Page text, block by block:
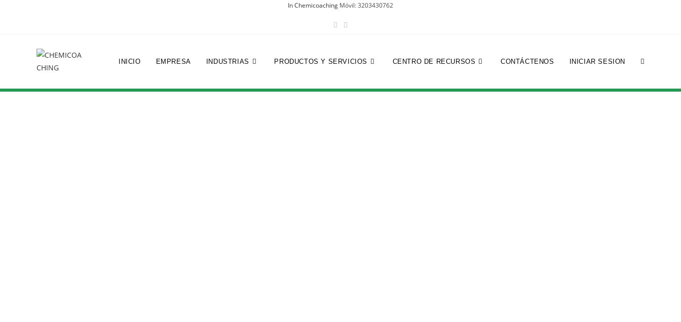
In Chemicoaching Móvil: 3203430762
INICIO EMPRESA INDUSTRIAS PRODUCTOS Y SERVICIOS CENTRO DE RECURSOS CONTÁCTENOS INICIAR SESION